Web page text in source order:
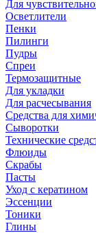
Для
Осветлители
Пенки
Пилинги
Пудры
Спреи
Термозащитные
Для укладки
Для расчесывания
Средства для
Сыворотки
Технические
Флюиды
Скрабы
Пасты
Уход с кератином
Эссенции
Тоники
Глины